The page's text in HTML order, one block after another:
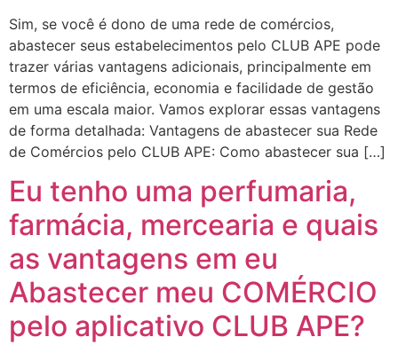
Sim, se você é dono de uma rede de comércios,
abastecer seus estabelecimentos pelo CLUB APE pode
trazer várias vantagens adicionais, principalmente em
termos de eficiência, economia e facilidade de gestão
em uma escala maior. Vamos explorar essas vantagens
de forma detalhada: Vantagens de abastecer sua Rede
de Comércios pelo CLUB APE: Como abastecer sua […]
Eu tenho uma perfumaria,
farmácia, mercearia e quais
as vantagens em eu
Abastecer meu COMÉRCIO
pelo aplicativo CLUB APE?